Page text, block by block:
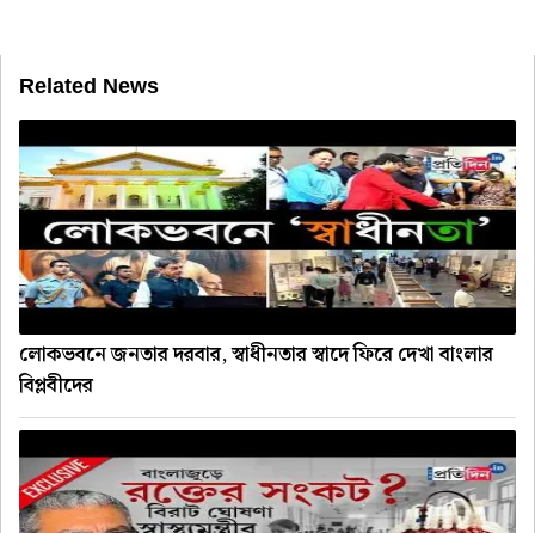
Related News
লোকভবনে জনতার দরবার, স্বাধীনতার স্বাদে ফিরে দেখা বাংলার
বিপ্লবীদের